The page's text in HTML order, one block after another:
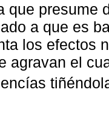
que presume
a que es
los efectos
agravan el